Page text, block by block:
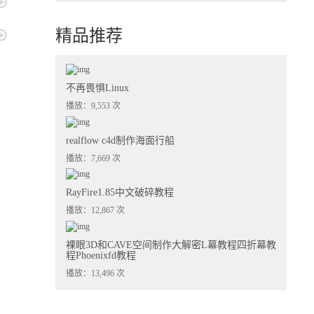
精品推荐
不再畏惧Linux
播放：9,553 次
realflow c4d制作海面行船
播放：7,669 次
RayFire1.85中文破碎教程
播放：12,867 次
裸眼3D和CAVE空间制作大解密L幕教程四折幕教
程Phoenixfd教程
播放：13,496 次